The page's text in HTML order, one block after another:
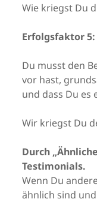
Wie kriegst Du
Erfolgsfaktor5:
Du musst den
vor hast,
und dass Du es
Wir kriegst Du
Durch
Testimonials.
Wenn Du
ähnlich sind